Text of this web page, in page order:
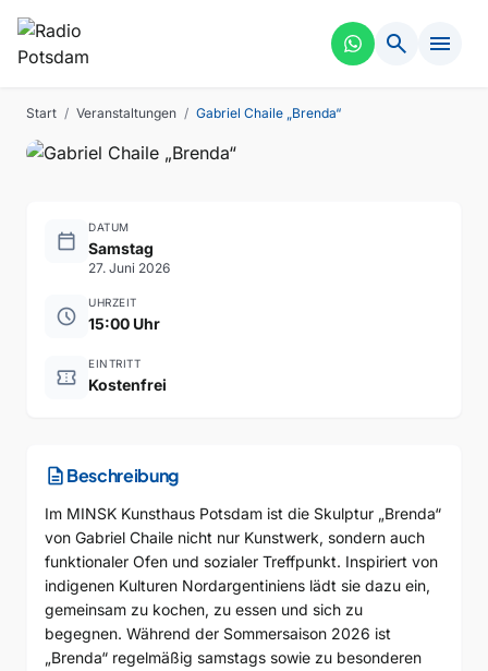
search menu
Start / Veranstaltungen / Gabriel Chaile „Brenda“
ESSEN
Gabriel Chaile „Brenda“
calendar_today
DATUM
Samstag
27. Juni 2026
schedule
UHRZEIT
15:00 Uhr
confirmation_number
EINTRITT
Kostenfrei
descriptionBeschreibung
Im MINSK Kunsthaus Potsdam ist die Skulptur „Brenda“
von Gabriel Chaile nicht nur Kunstwerk, sondern auch
funktionaler Ofen und sozialer Treffpunkt. Inspiriert von
indigenen Kulturen Nordargentiniens lädt sie dazu ein,
gemeinsam zu kochen, zu essen und sich zu
begegnen. Während der Sommersaison 2026 ist
„Brenda“ regelmäßig samstags sowie zu besonderen